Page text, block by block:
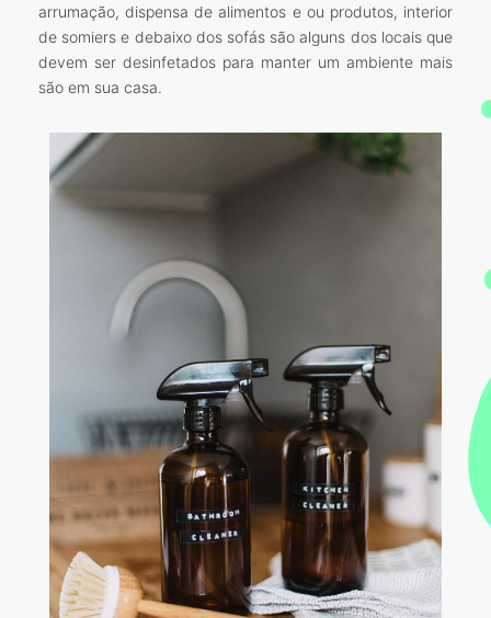
arrumação, dispensa de alimentos e ou produtos, interior
de somiers e debaixo dos sofás são alguns dos locais que
devem ser desinfetados para manter um ambiente mais
são em sua casa.